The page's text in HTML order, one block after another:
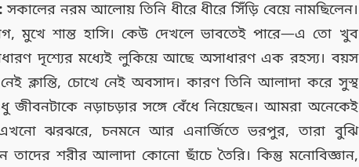
সকালের নরম আলোয় তিনি ধীরে ধীরে সিঁড়ি বেয়ে নামছিলেন।
মুখে শান্ত হাসি। কেউ দেখলে ভাবতেই পারে—এ তো খুব
দৃশ্যের মধ্যেই লুকিয়ে আছে অসাধারণ এক রহস্য। বয়স
ক্লান্তি, চোখে নেই অবসাদ। কারণ তিনি আলাদা করে সুস্থ
জীবনটাকে নড়াচড়ার সঙ্গে বেঁধে নিয়েছেন। আমরা অনেকেই
ঝরঝরে, চনমনে আর এনার্জিতে ভরপুর, তারা বুঝি
তাদের শরীর আলাদা কোনো ছাঁচে তৈরি। কিন্তু মনোবিজ্ঞান,